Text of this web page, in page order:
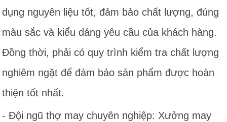
dụng nguyên liệu tốt, đảm bảo chất lượng, đúng
màu sắc và kiểu dáng yêu cầu của khách hàng.
Đồng thời, phải có quy trình kiểm tra chất lượng
nghiêm ngặt để đảm bảo sản phẩm được hoàn
thiện tốt nhất.
- Đội ngũ thợ may chuyên nghiệp: Xưởng may